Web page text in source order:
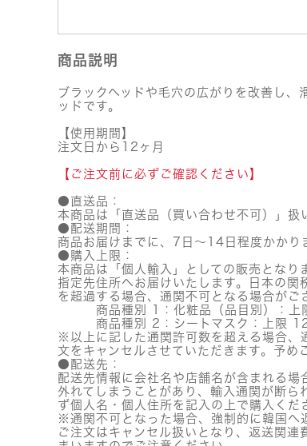
商品説明
ブラックヘッドや毛穴の広がりを改善し、
ッドです。
【使用期間】
注文日から12ヶ月
【ご注文前に必ずご確認ください】
●直送品：
本商品は「直送品（買い合わせ不可）」扱
●配送期間：
商品お届けまでに、7日～14日程度かかり
●購入上限：
本商品は「個人輸入」としての販売となり
指定先住所へお届けいたします。日本の関
を超過する場合、通関不可となる場合がご
商品種別 1：化粧品（品目別）：上
商品種別 2：シートマスク：上限
※以上に記した通関許可数を超える場合、
文をキャンセルさせていただきます。予め
●配送先：
配送先情報に会社名や店舗名が含まれる場
外れてしまうことがあり、輸入通関が断ら
ず個人名・個人住所を記入の上で購入くだ
※通関不可となった場合、強制的に韓国へ
ご注文はキャンセル扱いとなり、返送関連